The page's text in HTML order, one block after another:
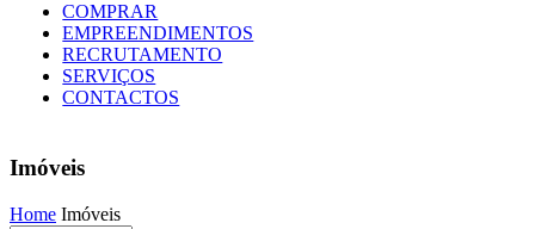
COMPRAR
EMPREENDIMENTOS
RECRUTAMENTO
SERVIÇOS
CONTACTOS
Imóveis
Home Imóveis